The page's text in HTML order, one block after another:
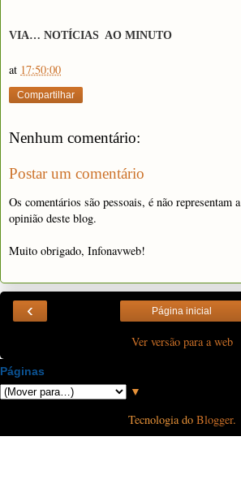
VIA… NOTÍCIAS AO MINUTO
at 17:50:00
Compartilhar
Nenhum comentário:
Postar um comentário
Os comentários são pessoais, é não representam a
opinião deste blog.
Muito obrigado, Infonavweb!
‹ Página inicial
Ver versão para a web
Páginas
▼
Tecnologia do Blogger.